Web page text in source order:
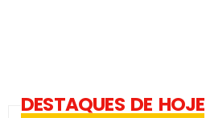
DESTAQUES DE HOJE